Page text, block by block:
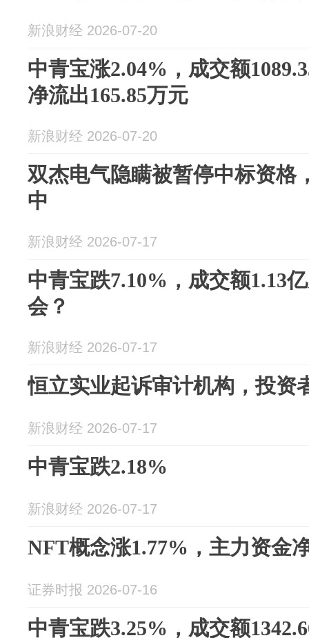
新浪财经 2026-07-20
中青宝涨2.04%，成交额
净流出165.85万元
新浪财经 2026-07-20
双杰电气隐瞒被暂停中标资格
中
新浪财经 2026-07-17
中青宝跌7.10%，成交额1.13
会？
新浪财经 2026-07-17
恒立实业起诉审计机构，投资
新浪财经 2026-07-17
中青宝跌2.18%
新浪财经 2026-07-17
NFT概念涨1.77%，主力资金
证券时报 2026-07-16
中青宝跌3.25%，成交额